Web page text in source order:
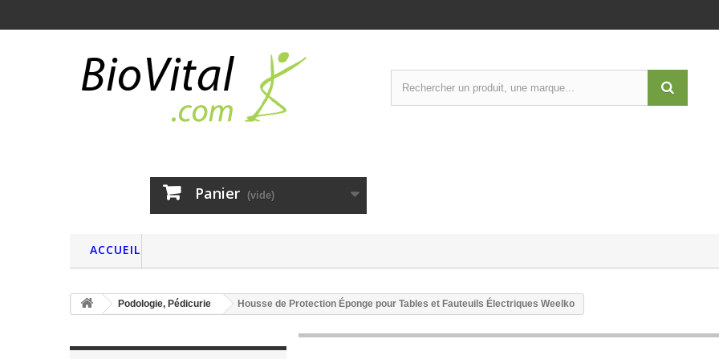
Panier (vide)
ACCUEIL
Podologie, Pédicurie Housse de Protection Éponge pour Tables et Fauteuils Électriques Weelko